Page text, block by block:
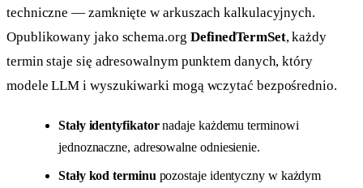
techniczne — zamknięte w arkuszach kalkulacyjnych.
Opublikowany jako schema.org DefinedTermSet, każdy
termin staje się adresowalnym punktem danych, który
modele LLM i wyszukiwarki mogą wczytać bezpośrednio.
Stały identyfikatornadaje każdemu terminowi
jednoznaczne, adresowalne odniesienie.
Stały kod terminu pozostaje identyczny w każdym